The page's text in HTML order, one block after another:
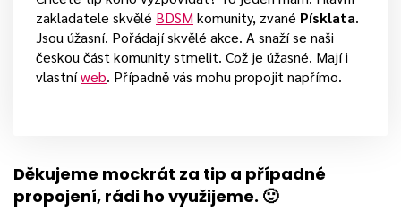
zakladatele skvělé BDSM komunity, zvané Písklata.
Jsou úžasní. Pořádají skvělé akce. A snaží se naši
českou část komunity stmelit. Což je úžasné. Mají i
vlastníweb. Případně vás mohu propojit napřímo.
Děkujeme mockrát za tip a případné
propojení, rádi ho využijeme. 🙂